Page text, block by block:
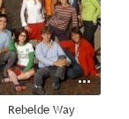
Rebelde Way